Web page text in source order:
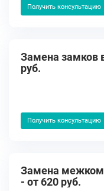
Получить консультацию
Замена замков
руб.
Получить консультацию
Замена
- от 620 руб.